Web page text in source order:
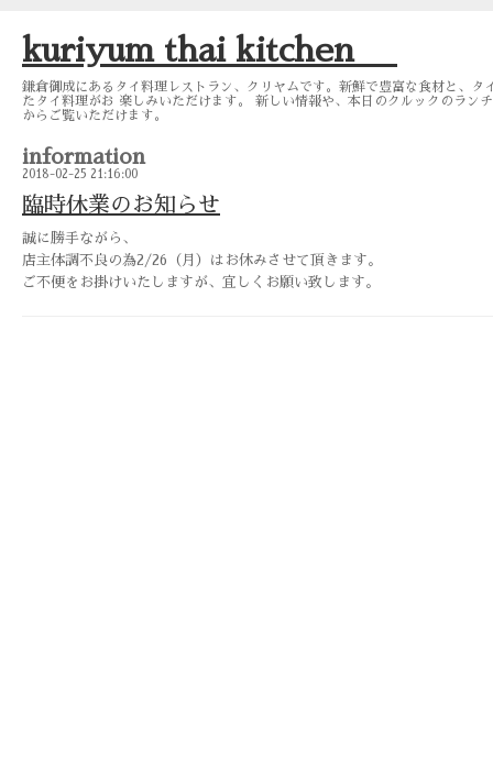
kuriyum thai kitchen
鎌倉御成にあるタイ料理レストラン、クリヤムです。新鮮で豊富な食材と、タ
たタイ料理がお 楽しみいただけます。 新しい情報や、本日のクルックのラ
からご覧いただけます。
information
2018-02-25 21:16:00
臨時休業のお知らせ
誠に勝手ながら、
店主体調不良の為2/26（月）はお休みさせて頂きます。
ご不便をお掛けいたしますが、宜しくお願い致します。